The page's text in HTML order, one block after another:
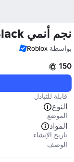
نجم أنمي Jet Black
بواسطة Roblox
150
قابلة للتبادل
النوع
الموضع
المواد
تاريخ الإنشاء
الوصف